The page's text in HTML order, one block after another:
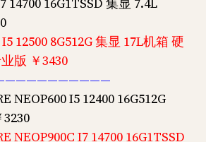
12500 8G512G 集显 17L机箱 硬
版 ￥3430
NEOP600 I5 12400 16G512G
NEOP900C I7 14700 16G1TSSD